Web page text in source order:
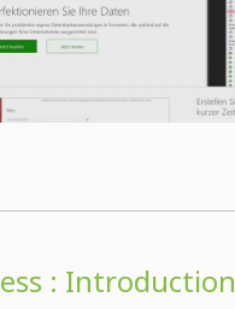
: Introduction